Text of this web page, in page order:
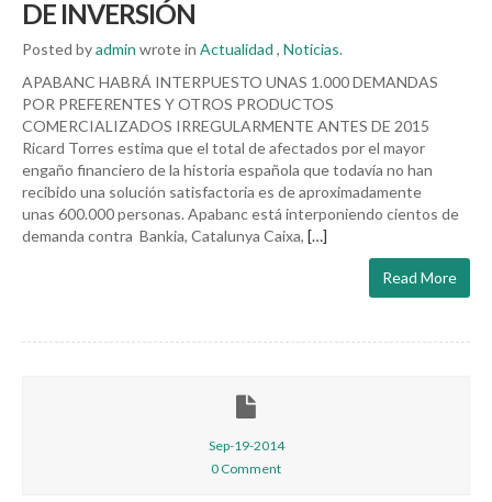
DE INVERSIÓN
Posted byadmin wrote in Actualidad , Noticias.
APABANC HABRÁ INTERPUESTO UNAS 1.000 DEMANDAS
POR PREFERENTES Y OTROS PRODUCTOS
COMERCIALIZADOS IRREGULARMENTE ANTES DE 2015
Ricard Torres estima que el total de afectados por el mayor
engaño financiero de la historia española que todavía no han
recibido una solución satisfactoria es de aproximadamente
unas 600.000 personas. Apabanc está interponiendo cientos de
demanda contra Bankia, Catalunya Caixa, […]
Read More
Sep-19-2014
0 Comment